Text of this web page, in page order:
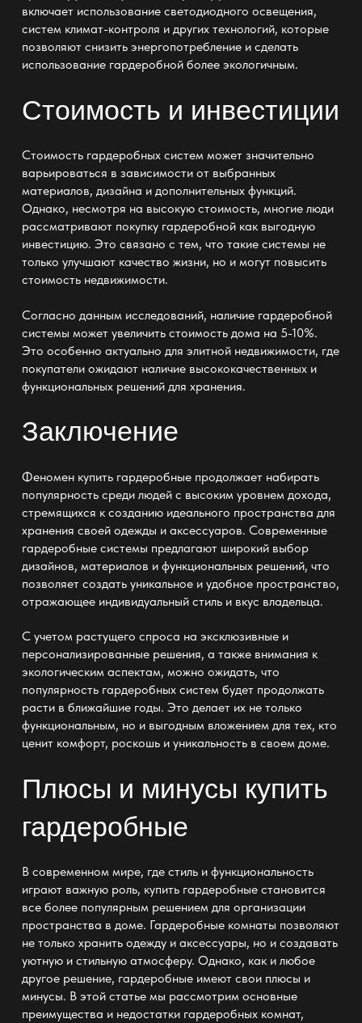
включает использование светодиодного освещения,
систем климат-контроля и других технологий, которые
позволяют снизить энергопотребление и сделать
использование гардеробной более экологичным.
Стоимость и инвестиции
Стоимость гардеробных систем может значительно
варьироваться в зависимости от выбранных
материалов, дизайна и дополнительных функций.
Однако, несмотря на высокую стоимость, многие люди
рассматривают покупку гардеробной как выгодную
инвестицию. Это связано с тем, что такие системы не
только улучшают качество жизни, но и могут повысить
стоимость недвижимости.
Согласно данным исследований, наличие гардеробной
системы может увеличить стоимость дома на 5-10%.
Это особенно актуально для элитной недвижимости, где
покупатели ожидают наличие высококачественных и
функциональных решений для хранения.
Заключение
Феномен купить гардеробныепродолжает набирать
популярность среди людей с высоким уровнем дохода,
стремящихся к созданию идеального пространства для
хранения своей одежды и аксессуаров. Современные
гардеробные системы предлагают широкий выбор
дизайнов, материалов и функциональных решений, что
позволяет создать уникальное и удобное пространство,
отражающее индивидуальный стиль и вкус владельца.
С учетом растущего спроса на эксклюзивные и
персонализированные решения, а также внимания к
экологическим аспектам, можно ожидать, что
популярность гардеробных систем будет продолжать
расти в ближайшие годы. Это делает их не только
функциональным, но и выгодным вложением для тех, кто
ценит комфорт, роскошь и уникальность в своем доме.
Плюсы и минусы купить
гардеробные
В современном мире, где стиль и функциональность
играют важную роль, купить гардеробныестановится
все более популярным решением для организации
пространства в доме. Гардеробные комнаты позволяют
не только хранить одежду и аксессуары, но и создавать
уютную и стильную атмосферу. Однако, как и любое
другое решение, гардеробные имеют свои плюсы и
минусы. В этой статье мы рассмотрим основные
преимущества и недостатки гардеробных комнат,